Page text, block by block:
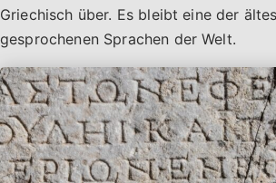
Griechisch über. Es bleibt eine der
gesprochenen Sprachen der Welt.